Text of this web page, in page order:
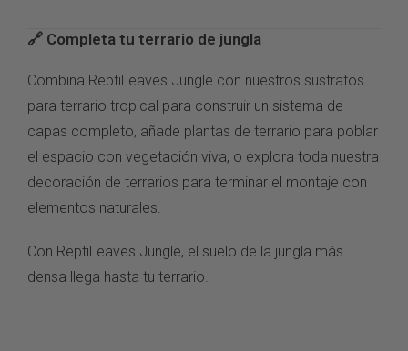
🔗 Completa tu terrario de jungla
Combina ReptiLeaves Jungle con nuestros sustratos
para terrario tropical para construir un sistema de
capas completo, añade plantas de terrario para poblar
el espacio con vegetación viva, o explora toda nuestra
decoración de terrarios para terminar el montaje con
elementos naturales.
Con ReptiLeaves Jungle, el suelo de la jungla más
densa llega hasta tu terrario.